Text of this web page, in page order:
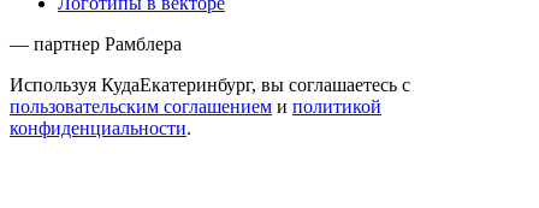
— партнер Рамблера
Используя КудаЕкатеринбург, вы соглашаетесь с
пользовательским соглашением и политикой
конфиденциальности.